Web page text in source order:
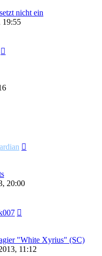
nicht ein
19:55
20:00
"White Xyrius" (SC)
11:12